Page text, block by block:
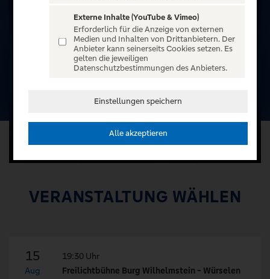
VERANSTALTUNG WÄHLEN
15
Aug
19:30 Uhr
Freilichtbühne Burg Wilhelmstein - Würselen
Externe Inhalte (YouTube & Vimeo)
Erforderlich für die Anzeige von externen
Medien und Inhalten von Drittanbietern. Der
Anbieter kann seinerseits Cookies setzen. Es
gelten die jeweiligen
Datenschutzbestimmungen des Anbieters.
Einstellungen speichern
Alle akzeptieren